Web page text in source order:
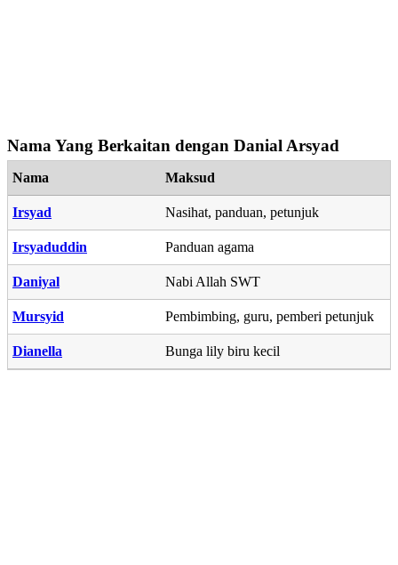
Nama Yang Berkaitan dengan Danial Arsyad
Nama Maksud
Irsyad Nasihat, panduan, petunjuk
Irsyaduddin Panduan agama
Daniyal Nabi Allah SWT
Mursyid Pembimbing, guru, pemberi petunjuk
Dianella Bunga lily biru kecil